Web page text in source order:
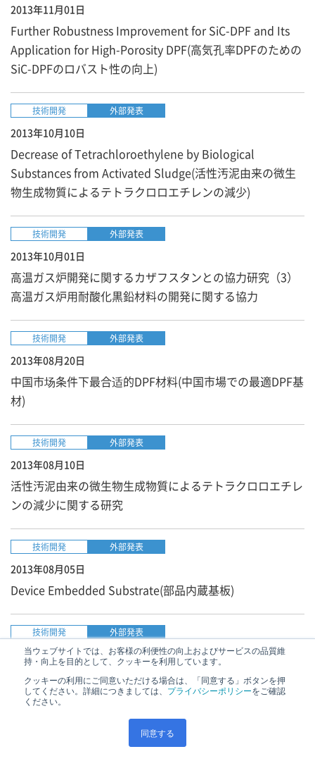
当ウェブサイトでは、お客様の利便性の向上およびサービスの品質維
持・向上を目的として、クッキーを利用しています。
クッキーの利用にご同意いただける場合は、「同意する」ボタンを押
してください。詳細につきましては、 プライバシーポリシーをご確認
ください。
同意する
2013年11月01日
Further Robustness Improvement for SiC-DPF and Its
Application for High-Porosity DPF(高気孔率DPFのための
SiC-DPFのロバスト性の向上)
技術開発 外部発表
2013年10月10日
Decrease of Tetrachloroethylene by Biological
Substances from Activated Sludge(活性汚泥由来の微生
物生成物質によるテトラクロロエチレンの減少)
技術開発 外部発表
2013年10月01日
高温ガス炉開発に関するカザフスタンとの協力研究（3）
高温ガス炉用耐酸化黒鉛材料の開発に関する協力
技術開発 外部発表
2013年08月20日
中国市场条件下最合适的DPF材料(中国市場での最適DPF基
材)
技術開発 外部発表
2013年08月10日
活性汚泥由来の微生物生成物質によるテトラクロロエチレ
ンの減少に関する研究
技術開発 外部発表
2013年08月05日
Device Embedded Substrate(部品内蔵基板)
技術開発 外部発表
2013年07月01日
Development of high porosity SiC-GPF to achieve both
high catalyst coarting capacity and low pressure loss(高